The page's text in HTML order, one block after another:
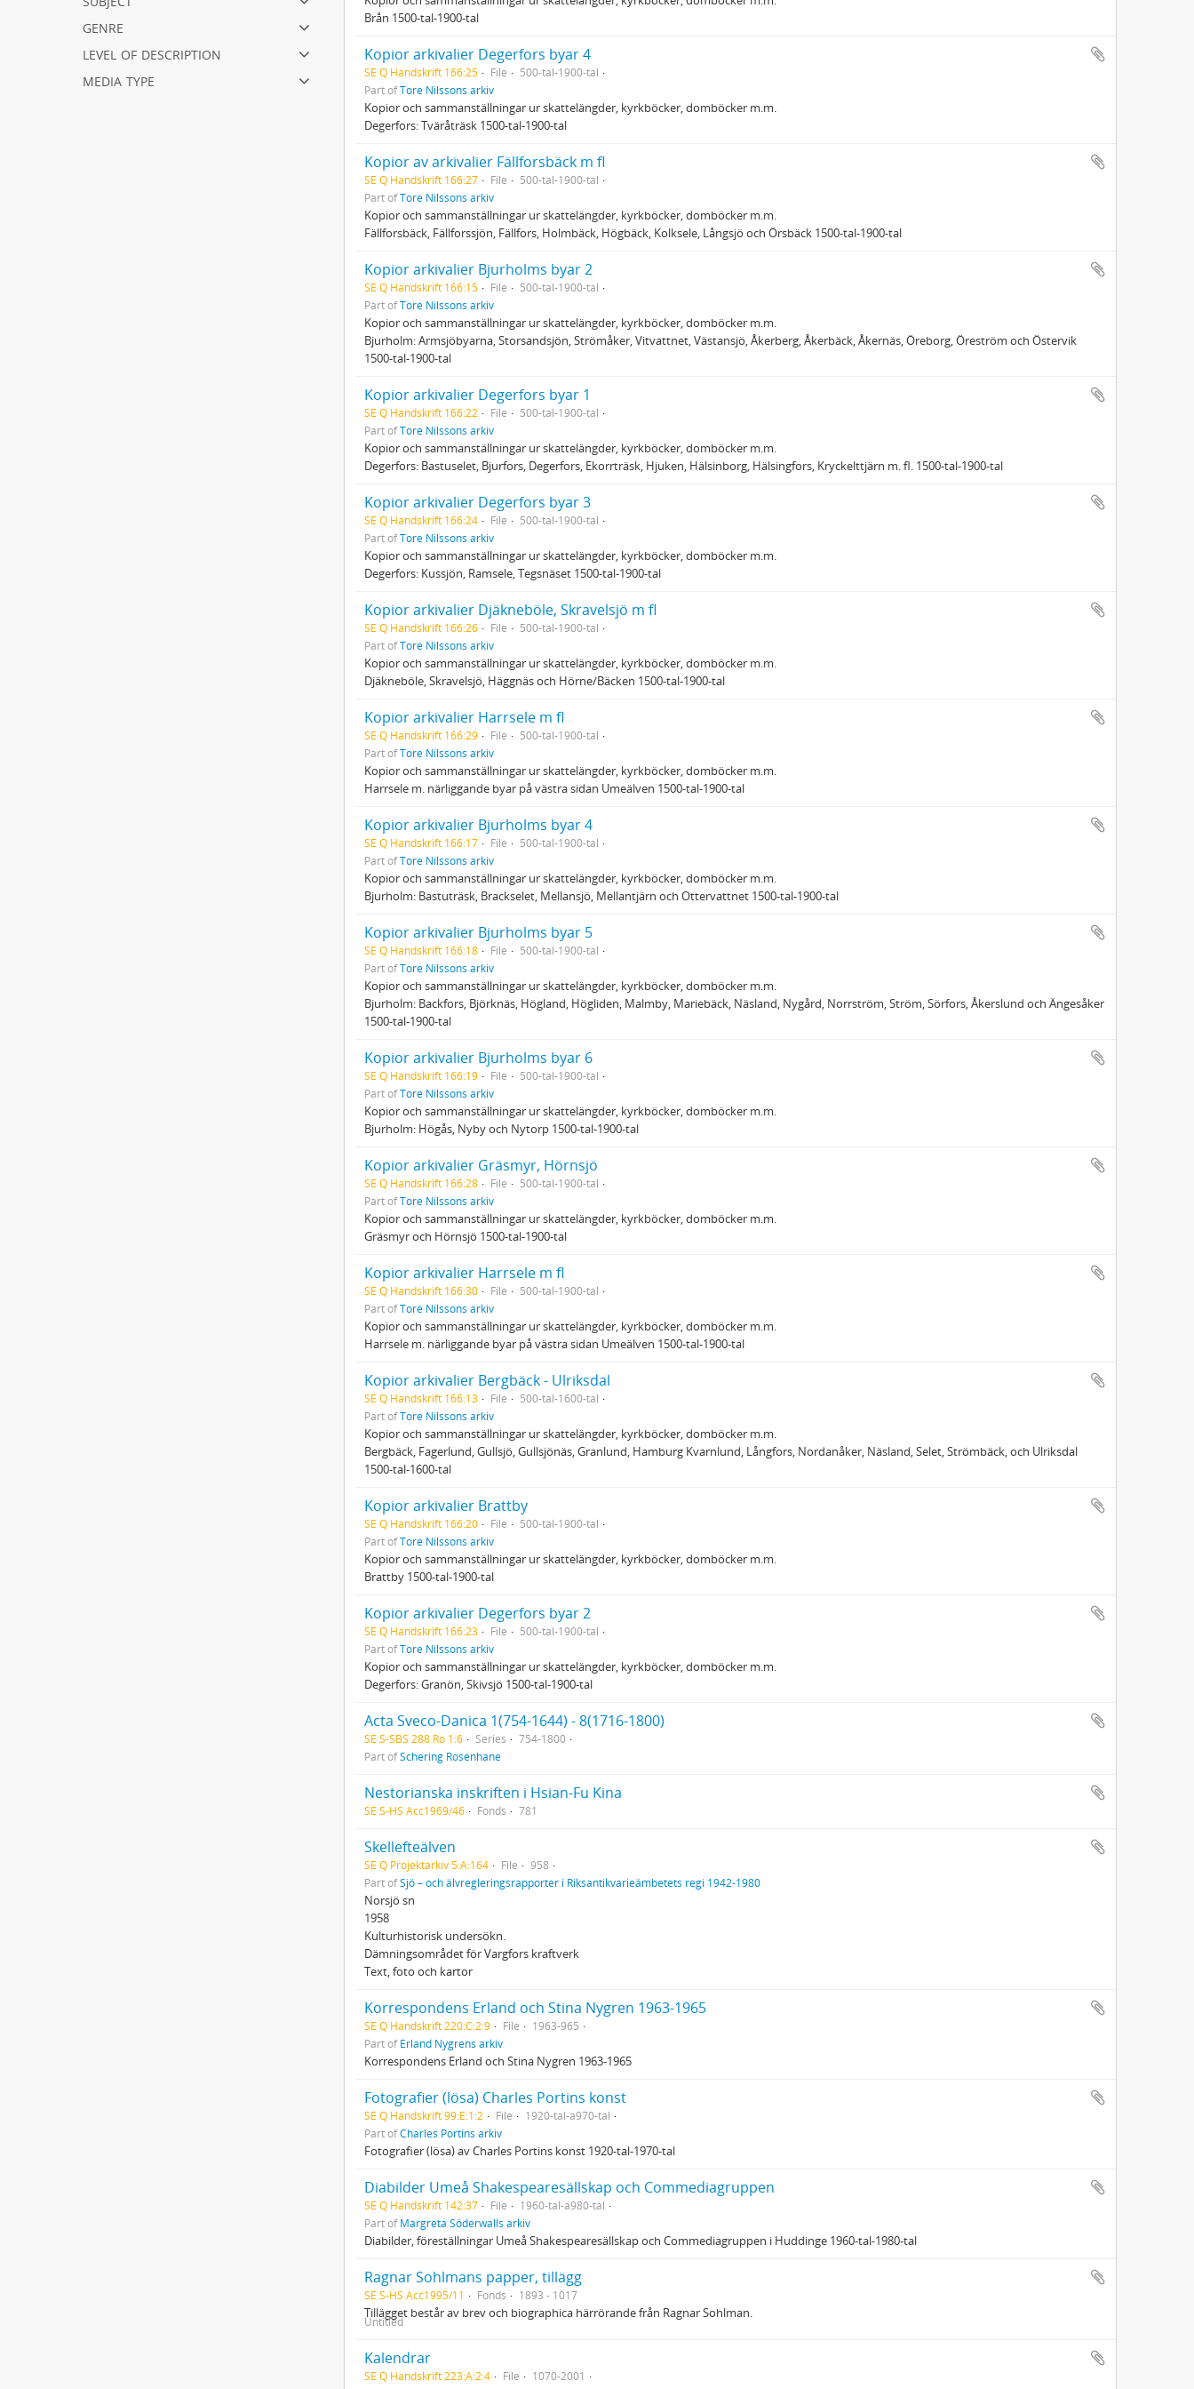
genre
level of description
media type
Brån 1500-tal-1900-tal
Kopior arkivalier Degerfors byar 4
SE Q Handskrift 166:25 File
500-tal-1900-tal
Part ofTore Nilssons arkiv
Kopior och sammanställningar ur skattelängder, kyrkböcker, domböcker m.m.
Degerfors: Tväråträsk 1500-tal-1900-tal
Kopior av arkivalier Fällforsbäck m fl
SE Q Handskrift 166:27 File
500-tal-1900-tal
Part ofTore Nilssons arkiv
Kopior och sammanställningar ur skattelängder, kyrkböcker, domböcker m.m.
Fällforsbäck, Fällforssjön, Fällfors, Holmbäck, Högbäck, Kolksele, Långsjö och Örsbäck 1500-tal-1900-tal
Kopior arkivalier Bjurholms byar 2
SE Q Handskrift 166:15 File
500-tal-1900-tal
Part ofTore Nilssons arkiv
Kopior och sammanställningar ur skattelängder, kyrkböcker, domböcker m.m.
Bjurholm: Armsjöbyarna, Storsandsjön, Strömåker, Vitvattnet, Västansjö, Åkerberg, Åkerbäck, Åkernäs, Öreborg, Öreström och Östervik
1500-tal-1900-tal
Kopior arkivalier Degerfors byar 1
SE Q Handskrift 166:22 File
500-tal-1900-tal
Part ofTore Nilssons arkiv
Kopior och sammanställningar ur skattelängder, kyrkböcker, domböcker m.m.
Degerfors: Bastuselet, Bjurfors, Degerfors, Ekorrträsk, Hjuken, Hälsinborg, Hälsingfors, Kryckelttjärn m. fl. 1500-tal-1900-tal
Kopior arkivalier Degerfors byar 3
SE Q Handskrift 166:24 File
500-tal-1900-tal
Part ofTore Nilssons arkiv
Kopior och sammanställningar ur skattelängder, kyrkböcker, domböcker m.m.
Degerfors: Kussjön, Ramsele, Tegsnäset 1500-tal-1900-tal
Kopior arkivalier Djäkneböle, Skravelsjö m fl
SE Q Handskrift 166:26 File
500-tal-1900-tal
Part ofTore Nilssons arkiv
Kopior och sammanställningar ur skattelängder, kyrkböcker, domböcker m.m.
Djäkneböle, Skravelsjö, Häggnäs och Hörne/Bäcken 1500-tal-1900-tal
Kopior arkivalier Harrsele m fl
SE Q Handskrift 166:29 File
500-tal-1900-tal
Part ofTore Nilssons arkiv
Kopior och sammanställningar ur skattelängder, kyrkböcker, domböcker m.m.
Harrsele m. närliggande byar på västra sidan Umeälven 1500-tal-1900-tal
Kopior arkivalier Bjurholms byar 4
SE Q Handskrift 166:17 File
500-tal-1900-tal
Part ofTore Nilssons arkiv
Kopior och sammanställningar ur skattelängder, kyrkböcker, domböcker m.m.
Bjurholm: Bastuträsk, Brackselet, Mellansjö, Mellantjärn och Ottervattnet 1500-tal-1900-tal
Kopior arkivalier Bjurholms byar 5
SE Q Handskrift 166:18 File
500-tal-1900-tal
Part ofTore Nilssons arkiv
Kopior och sammanställningar ur skattelängder, kyrkböcker, domböcker m.m.
Bjurholm: Backfors, Björknäs, Högland, Högliden, Malmby, Mariebäck, Näsland, Nygård, Norrström, Ström, Sörfors, Åkerslund och Ängesåker
1500-tal-1900-tal
Kopior arkivalier Bjurholms byar 6
SE Q Handskrift 166:19 File
500-tal-1900-tal
Part ofTore Nilssons arkiv
Kopior och sammanställningar ur skattelängder, kyrkböcker, domböcker m.m.
Bjurholm: Högås, Nyby och Nytorp 1500-tal-1900-tal
Kopior arkivalier Gräsmyr, Hörnsjö
SE Q Handskrift 166:28 File
500-tal-1900-tal
Part ofTore Nilssons arkiv
Kopior och sammanställningar ur skattelängder, kyrkböcker, domböcker m.m.
Gräsmyr och Hörnsjö 1500-tal-1900-tal
Kopior arkivalier Harrsele m fl
SE Q Handskrift 166:30 File
500-tal-1900-tal
Part ofTore Nilssons arkiv
Kopior och sammanställningar ur skattelängder, kyrkböcker, domböcker m.m.
Harrsele m. närliggande byar på västra sidan Umeälven 1500-tal-1900-tal
Kopior arkivalier Bergbäck - Ulriksdal
SE Q Handskrift 166:13 File
500-tal-1600-tal
Part ofTore Nilssons arkiv
Kopior och sammanställningar ur skattelängder, kyrkböcker, domböcker m.m.
Bergbäck, Fagerlund, Gullsjö, Gullsjönäs, Granlund, Hamburg Kvarnlund, Långfors, Nordanåker, Näsland, Selet, Strömbäck, och Ulriksdal
1500-tal-1600-tal
Kopior arkivalier Brattby
SE Q Handskrift 166:20 File
500-tal-1900-tal
Part ofTore Nilssons arkiv
Kopior och sammanställningar ur skattelängder, kyrkböcker, domböcker m.m.
Brattby 1500-tal-1900-tal
Kopior arkivalier Degerfors byar 2
SE Q Handskrift 166:23 File
500-tal-1900-tal
Part ofTore Nilssons arkiv
Kopior och sammanställningar ur skattelängder, kyrkböcker, domböcker m.m.
Degerfors: Granön, Skivsjö 1500-tal-1900-tal
Acta Sveco-Danica 1(754-1644) - 8(1716-1800)
SE S-SBS 288 Ro 1:6 Series
754-1800
Part ofSchering Rosenhane
Nestorianska inskriften i Hsian-Fu Kina
SE S-HS Acc1969/46 Fonds 781
Skellefteälven
SE Q Projektarkiv 5:A:164 File
958
Part ofSjö – och älvregleringsrapporter i Riksantikvarieämbetets regi 1942-1980
Norsjö sn
1958
Kulturhistorisk undersökn.
Dämningsområdet för Vargfors kraftverk
Text, foto och kartor
Korrespondens Erland och Stina Nygren 1963-1965
SE Q Handskrift 220:C:2:9 File
1963-965
Part ofErland Nygrens arkiv
Korrespondens Erland och Stina Nygren 1963-1965
Fotografier (lösa) Charles Portins konst
SE Q Handskrift 99:E:1:2 File
1920-tal-a970-tal
Part ofCharles Portins arkiv
Fotografier (lösa) av Charles Portins konst 1920-tal-1970-tal
Diabilder Umeå Shakespearesällskap och Commediagruppen
SE Q Handskrift 142:37 File
1960-tal-a980-tal
Part ofMargreta Söderwalls arkiv
Diabilder, föreställningar Umeå Shakespearesällskap och Commediagruppen i Huddinge 1960‐tal‐1980‐tal
Ragnar Sohlmans papper, tillägg
SE S-HS Acc1995/11 Fonds 1893 - 1017
Tillägget består av brev och biographica härrörande från Ragnar Sohlman.
Untitled
Kalendrar
SE Q Handskrift 223:A:2:4 File
1070-2001